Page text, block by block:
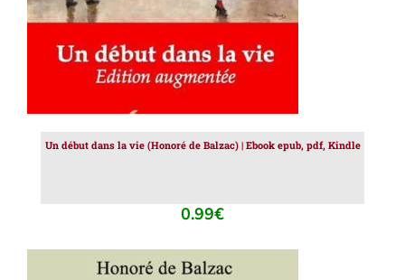
Un début dans la vie (Honoré de Balzac) | Ebook epub, pdf, Kindle
0.99€